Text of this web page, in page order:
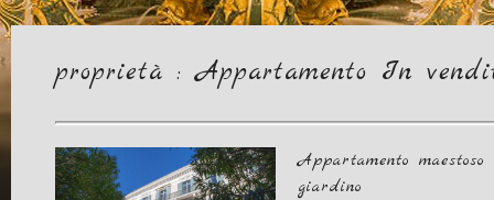
proprietà : Appartamento In
Appartamento
giardino